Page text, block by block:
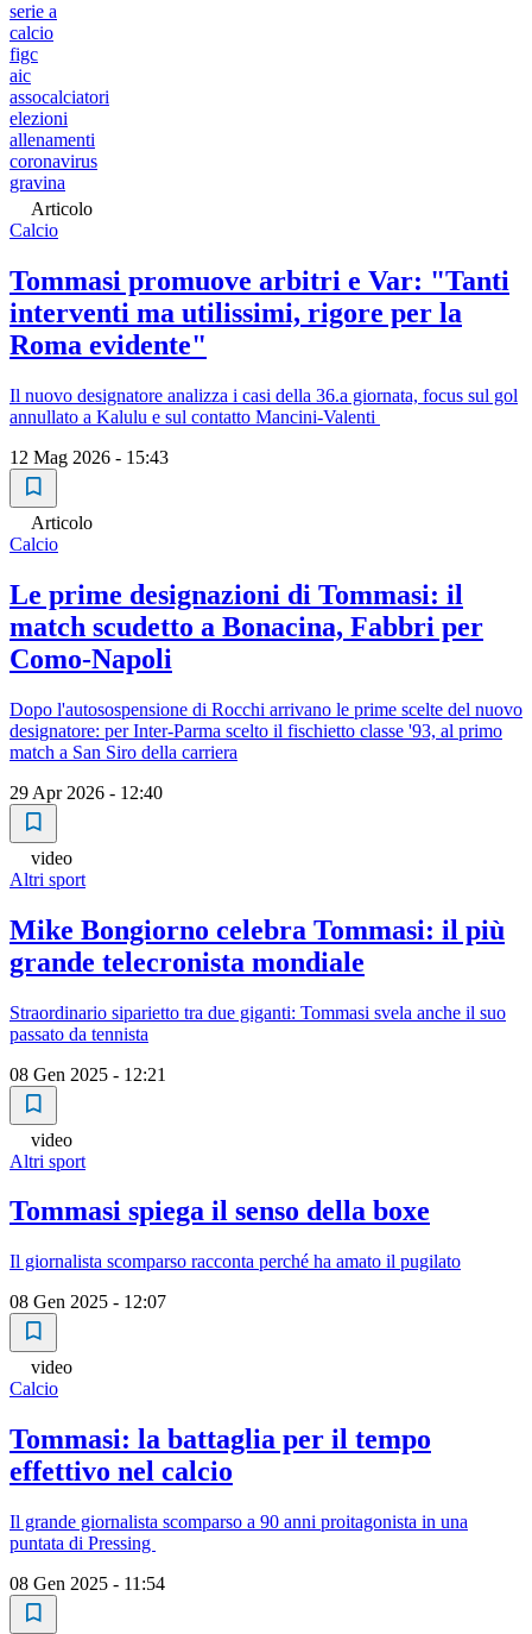
serie a
calcio
figc
aic
assocalciatori
elezioni
allenamenti
coronavirus
gravina
Articolo
Calcio
Tommasi promuove arbitri e Var: "Tanti
interventi ma utilissimi, rigore per la
Roma evidente"
Il nuovo designatore analizza i casi della 36.a giornata, focus sul gol
annullato a Kalulu e sul contatto Mancini-Valenti
12 Mag 2026 - 15:43
Articolo
Calcio
Le prime designazioni di Tommasi: il
match scudetto a Bonacina, Fabbri per
Como-Napoli
Dopo l'autosospensione di Rocchi arrivano le prime scelte del nuovo
designatore: per Inter-Parma scelto il fischietto classe '93, al primo
match a San Siro della carriera
29 Apr 2026 - 12:40
video
Altri sport
Mike Bongiorno celebra Tommasi: il più
grande telecronista mondiale
Straordinario siparietto tra due giganti: Tommasi svela anche il suo
passato da tennista
08 Gen 2025 - 12:21
video
Altri sport
Tommasi spiega il senso della boxe
Il giornalista scomparso racconta perché ha amato il pugilato
08 Gen 2025 - 12:07
video
Calcio
Tommasi: la battaglia per il tempo
effettivo nel calcio
Il grande giornalista scomparso a 90 anni proitagonista in una
puntata di Pressing
08 Gen 2025 - 11:54